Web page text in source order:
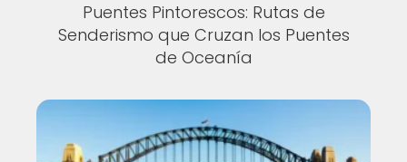
Puentes Pintorescos: Rutas de
Senderismo que Cruzan los Puentes
de Oceanía